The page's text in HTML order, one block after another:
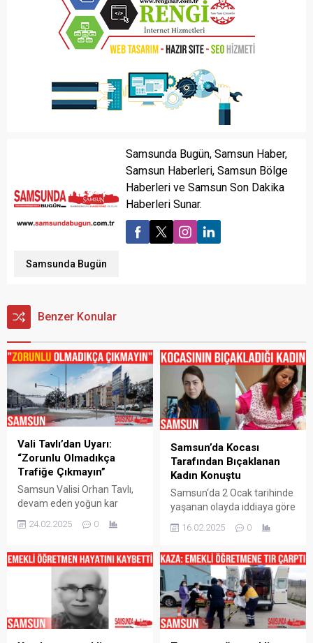
Samsunda Bugün
Samsunda Bugün, Samsun Haber,
Samsun Haberleri, Samsun Bölge
Haberleri ve Samsun Son Dakika
Haberleri Sunar.
Benzer Konular
Vali Tavlı’dan Uyarı:
“Zorunlu Olmadıkça
Trafiğe Çıkmayın”
Samsun Valisi Orhan Tavlı,
devam eden yoğun kar
buzlanma nedeniyle zorunlu
çıkılmaması uyarısında
bulundu. İlde devam eden
ve tüm ilçeleri etkisi altına
alan kar yağışı hayatı
olumsuz etkiliyor. İl
genelinde Samsun
24.02.2025 0
Samsun’da Kocası
Tarafından Bıçaklanan
Kadın Konuştu
Samsun‘da 2 Ocak tarihinde
yaşanan olayda iddiaya göre
ve hakkında uzaklaştırma
yerinden bıçakladı.
Samsun’un 19 Mayıs
ilçesinde boşanma
aşamasındaki kocası
tarafından 5 yerinden
bıçaklanarak ölümden
16.02.2025 0